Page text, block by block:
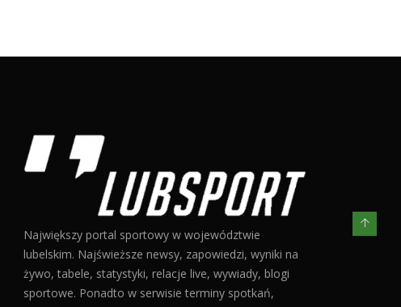
Największy portal sportowy w województwie
lubelskim. Najświeższe newsy, zapowiedzi, wyniki na
żywo, tabele, statystyki, relacje live, wywiady, blogi
sportowe. Ponadto w serwisie terminy spotkań,